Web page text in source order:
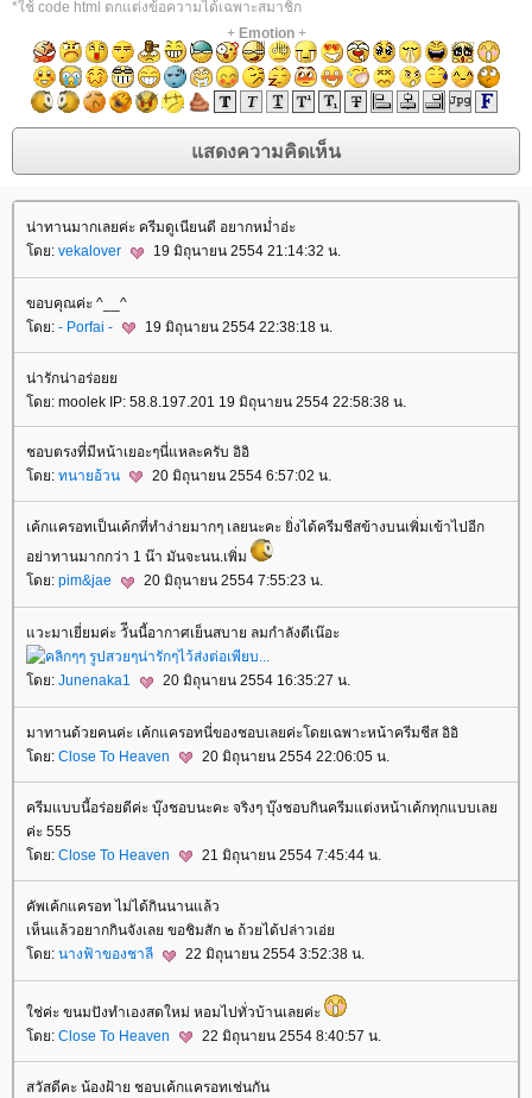
*ใช้ code html ตกแต่งข้อความได้เฉพาะสมาชิก
+ Emotion+
น่าทานมากเลยค่ะ ครีมดูเนียนดี อยากหม่ำอ่ะ
ดย: vekalover 19 มิถุนายน 2554 21:14:32 น.
ขอบคุณค่ะ ^__^
ดย: - Porfai - 19 มิถุนายน 2554 22:38:18 น.
น่ารักน่าอร่อ
ดย: moolek IP: 58.8.197.201 19 มิถุนายน 2554 22:58:38 น.
ชอบตรงที่มีหน้าเยอะๆนี่แหละครับ อิอิ
ดย: ทนายอ้วน 20 มิถุนายน 2554 6:57:02 น.
เค้กแครอทเป็นเค้กที่ทำง่ายมากๆ เลยนะคะ ยิ่งได้ครีมชีสข้างบนเพิ่มเข้าไปอีก
อย่าทานมากกว่า 1 น๊า มันจะนน.เพิ่ม
ดย: pim&jae 20 มิถุนายน 2554 7:55:23 น.
วะมาเยี่ยมค่ะ วัีนนี้อากาศเย็นสบาย ลมกำลังดีเน๊อะ
ดย: Junenaka1 20 มิถุนายน 2554 16:35:27 น.
มาทานด้วยคนค่ะ เค้กแครอทนี่ของชอบเลยค่ะโดยเฉพาะหน้าครีมชีส อิอิ
ดย: Close To Heaven 20 มิถุนายน 2554 22:06:05 น.
ครีมแบบนี้อร่อยดีค่ะ บุ๊งชอบนะคะ จริงๆ บุ๊งชอบกินครีมแต่งหน้าเค้กทุกแบบเล
ค่ะ 555
ดย: Close To Heaven 21 มิถุนายน 2554 7:45:44 น.
คัพเค้กแครอท ไม่ได้กินนานแล้ว
เห็นแล้วอยากกินจังเลย ขอชิมสัก ๒ ถ้วยได้ปล่าวเอ่
ดย: นางฟ้าของชาลี 22 มิถุนายน 2554 3:52:38 น.
ช่ค่ะ ขนมปังทำเองสดใหม่ หอมไปทั่วบ้านเลยค่ะ
ดย: Close To Heaven 22 มิถุนายน 2554 8:40:57 น.
สวัสดีคะ น้องฝ้าย ชอบเค้กแครอทเช่นกัน